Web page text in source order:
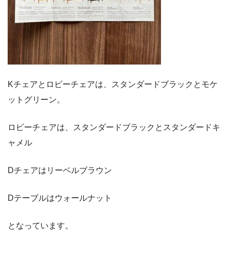
Kチェアとロビーチェアは、スタンダードブラックとモケ
ットグリーン。
ロビーチェアは、スタンダードブラックとスタンダードキ
ャメル
Dチェアはリーベルブラウン
Dテーブルはウォールナット
となっています。